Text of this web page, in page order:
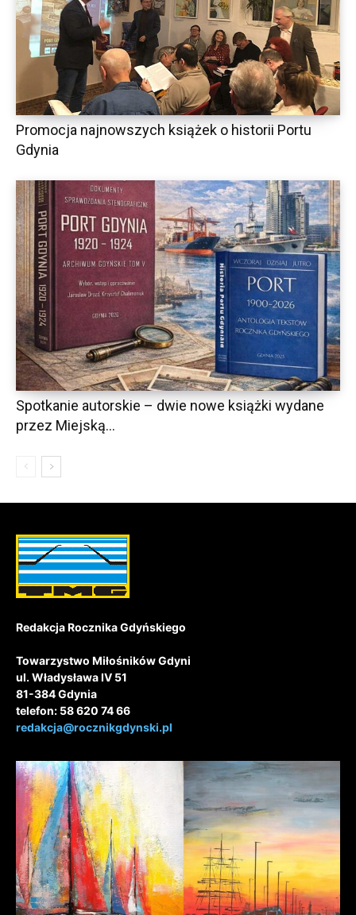
Promocja najnowszych książek o historii Portu
Gdynia
Spotkanie autorskie – dwie nowe książki wydane
przez Miejską...
Redakcja Rocznika Gdyńskiego
Towarzystwo Miłośników Gdyni
ul. Władysława IV 51
81-384 Gdynia
telefon: 58 620 74 66
redakcja@rocznikgdynski.pl